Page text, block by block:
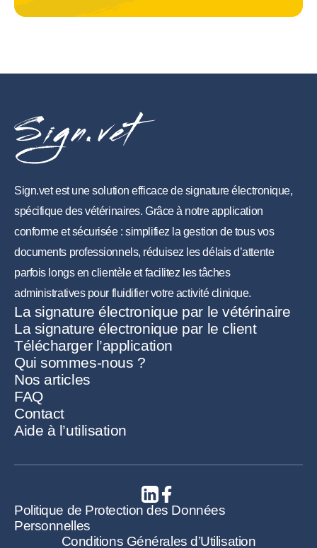
Sign.vet est une solution efficace de signature électronique,
spécifique des vétérinaires. Grâce à notre application
conforme et sécurisée : simplifiez la gestion de tous vos
documents professionnels, réduisez les délais d’attente
parfois longs en clientèle et facilitez les tâches
administratives pour fluidifier votre activité clinique.
La signature électronique par le vétérinaire
La signature électronique par le client
Télécharger l’application
Qui sommes-nous ?
Nos articles
FAQ
Contact
Aide à l’utilisation
Politique de Protection des Données
Personnelles
Conditions Générales d’Utilisation